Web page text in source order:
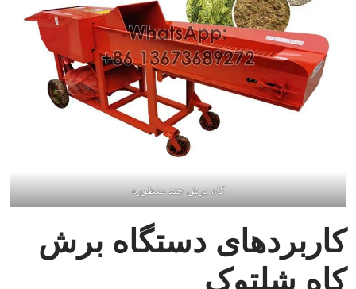
کاه برش چند منظوره
کاربردهای دستگاه برش
کاه شلتوک